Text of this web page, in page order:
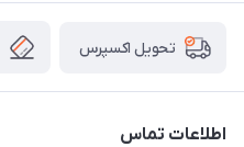
تحویل اکسپرس
اطلاعات تماس